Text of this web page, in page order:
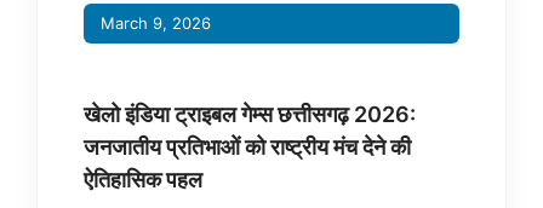
March 9, 2026
खेलो इंडिया ट्राइबल गेम्स छत्तीसगढ़ 2026:
जनजातीय प्रतिभाओं को राष्ट्रीय मंच देने की
ऐतिहासिक पहल